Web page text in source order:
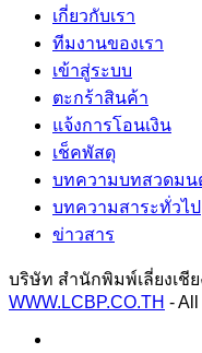
เกี่ยวกับเรา
ทีมงานของเรา
เข้าสู่ระบบ
ตะกร้าสินค้า
แจ้งการโอนเงิน
เช็คพัสดุ
บทความบทสวดมน
บทความสาระทั่วไป
ข่าวสาร
บริษัท สำนักพิมพ์เลี่ยงเชี
WWW.LCBP.CO.TH -